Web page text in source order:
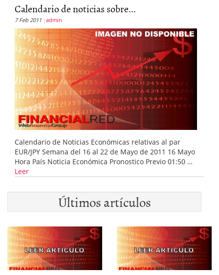
Calendario de noticias sobre...
7 Feb 2011 admin
Calendario de Noticias Económicas relativas al par
EUR/JPY Semana del 16 al 22 de Mayo de 2011 16 Mayo
Hora País Noticia Económica Pronostico Previo 01:50 …
Leer
Últimos artículos